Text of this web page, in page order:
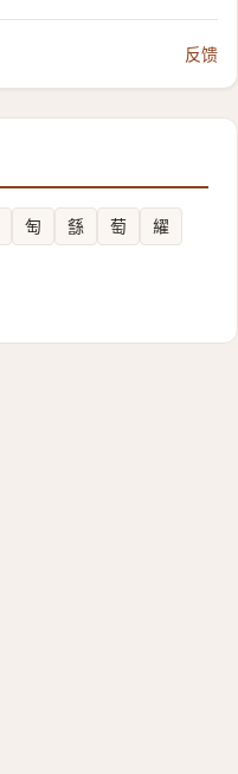
反馈
匋 䌛 萄
䌦